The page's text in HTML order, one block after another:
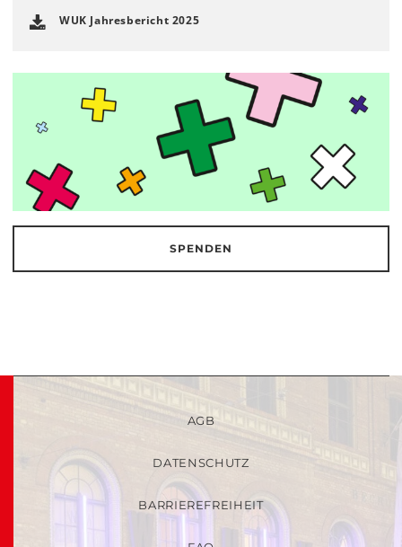
WUK Jahresbericht 2025
SPENDEN
AGB
DATENSCHUTZ
BARRIEREFREIHEIT